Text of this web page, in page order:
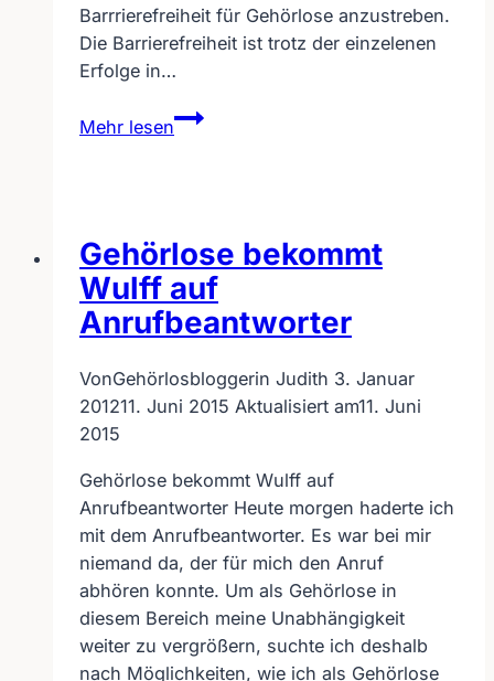
Barrrierefreiheit für Gehörlose anzustreben.
Die Barrierefreiheit ist trotz der einzelenen
Erfolge in…
Mehr lesen
Barrierefreiheit
in
Gehörlose
Gehörlose bekommt
Wulff auf
Anrufbeantworter
VonGehörlosbloggerin Judith 3. Januar
201211. Juni 2015 Aktualisiert am11. Juni
2015
Gehörlose bekommt Wulff auf
Anrufbeantworter Heute morgen haderte ich
mit dem Anrufbeantworter. Es war bei mir
niemand da, der für mich den Anruf
abhören konnte. Um als Gehörlose in
diesem Bereich meine Unabhängigkeit
weiter zu vergrößern, suchte ich deshalb
nach Möglichkeiten, wie ich als Gehörlose